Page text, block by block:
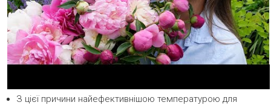
З цієї причини найефективнішою температурою для